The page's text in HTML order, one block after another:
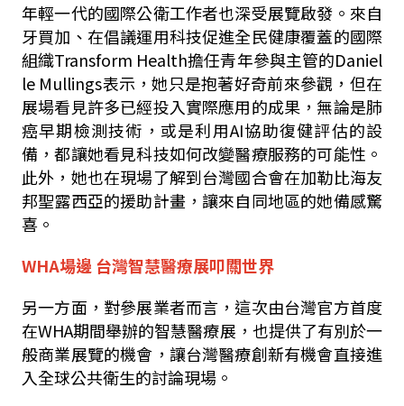
年輕一代的國際公衛工作者也深受展覽啟發。來自
牙買加、在倡議運用科技促進全民健康覆蓋的國際
組織Transform Health擔任青年參與主管的Daniel
le Mullings表示，她只是抱著好奇前來參觀，但在
展場看見許多已經投入實際應用的成果，無論是肺
癌早期檢測技術，或是利用AI協助復健評估的設
備，都讓她看見科技如何改變醫療服務的可能性。
此外，她也在現場了解到台灣國合會在加勒比海友
邦聖露西亞的援助計畫，讓來自同地區的她備感驚
喜。
WHA場邊 台灣智慧醫療展叩關世界
另一方面，對參展業者而言，這次由台灣官方首度
在WHA期間舉辦的智慧醫療展，也提供了有別於一
般商業展覽的機會，讓台灣醫療創新有機會直接進
入全球公共衛生的討論現場。